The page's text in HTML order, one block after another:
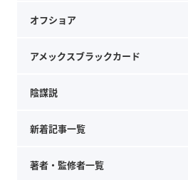
オフショア
アメックスブラックカード
陰謀説
新着記事一覧
著者・監修者一覧